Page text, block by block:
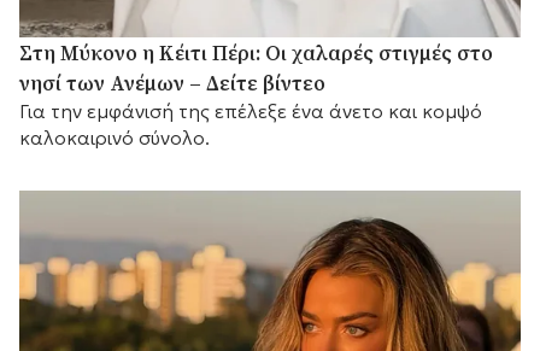
Στη Μύκονο η Κέιτι Πέρι: Οι χαλαρές στιγμές στο
νησί των Ανέμων – Δείτε βίντεο
Για την εμφάνισή της επέλεξε ένα άνετο και κομψό
καλοκαιρινό σύνολο.